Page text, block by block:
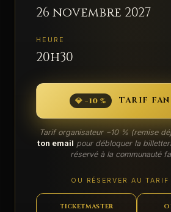
26 novembre 2027
HEURE
20h30
💎 −10 % TARIF
Tarif organisateur −10 % (remise
ton email pour débloquer la
réservé à la communauté
OU RÉSERVER AU
TICKETMASTER